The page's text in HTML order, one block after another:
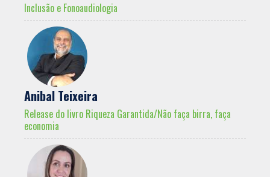
Inclusão e Fonoaudiologia
Anibal Teixeira
Release do livro Riqueza Garantida/Não faça birra, faça
economia